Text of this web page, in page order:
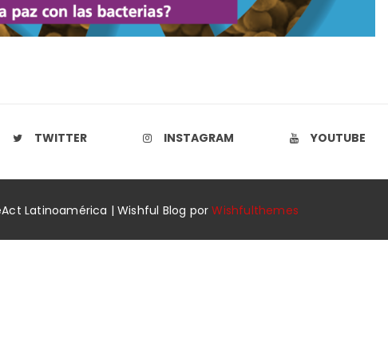
TWITTER INSTAGRAM YOUTUBE
Latinoamérica | Wishful Blog porWishfulthemes